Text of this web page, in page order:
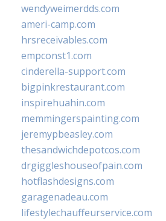
wendyweimerdds.com
ameri-camp.com
hrsreceivables.com
empconst1.com
cinderella-support.com
bigpinkrestaurant.com
inspirehuahin.com
memmingerspainting.com
jeremypbeasley.com
thesandwichdepotcos.com
drgiggleshouseofpain.com
hotflashdesigns.com
garagenadeau.com
lifestylechauffeurservice.com